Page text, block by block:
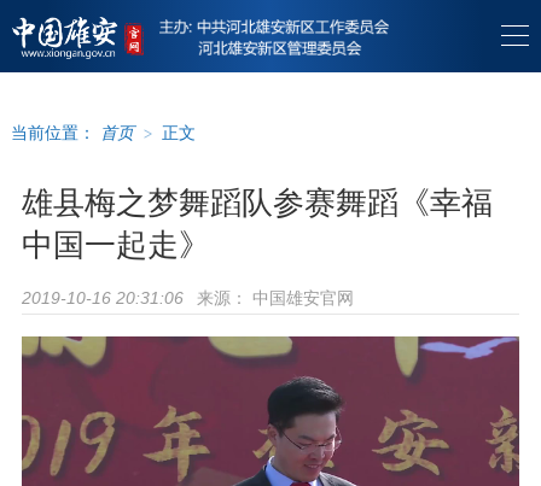
当前位置： 首页 > 正文
雄县梅之梦舞蹈队参赛舞蹈《幸福
中国一起走》
2019-10-16 20:31:06 来源： 中国雄安官网